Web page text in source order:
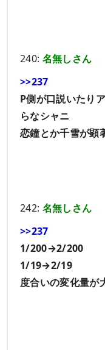
240: 名無しさん
>>237
P側が口説いたり
らなシャニ
恋鐘とか千雪が顕
242: 名無しさん
>>237
1/200→2/200
1/19→2/19
度合いの変化量が